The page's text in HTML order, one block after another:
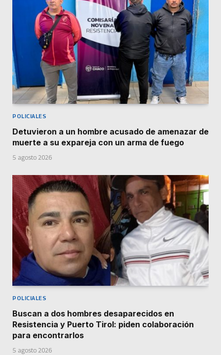
POLICIALES
Detuvieron a un hombre acusado de amenazar de
muerte a su expareja con un arma de fuego
5 agosto 2026
POLICIALES
Buscan a dos hombres desaparecidos en
Resistencia y Puerto Tirol: piden colaboración
para encontrarlos
5 agosto 2026